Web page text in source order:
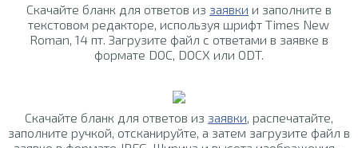
Скачайте бланк для ответов из заявки и заполните в
текстовом редакторе, используя шрифт Times New
Roman, 14 пт. Загрузите файл с ответами в заявке в
формате DOC, DOCX или ODT.
Скачайте бланк для ответов из заявки, распечатайте,
заполните ручкой, отсканируйте, а затем загрузите файл в